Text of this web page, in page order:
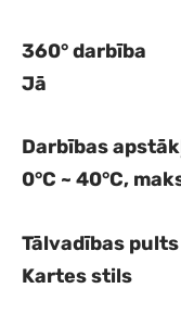
360° darbība
Jā
Darbības
0°C ~ 40°C,
Tālvadības pults
Kartes stils